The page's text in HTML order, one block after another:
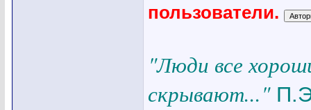
пользователи.
"Люди все
скрывают..."